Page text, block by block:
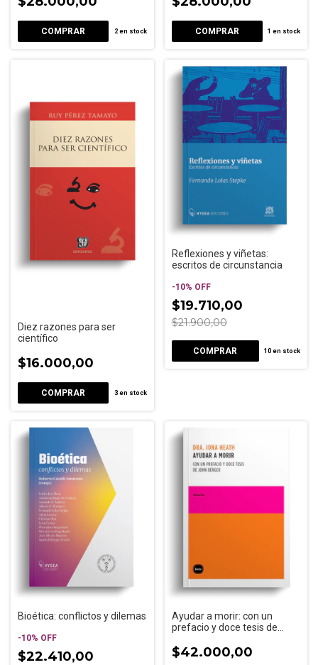
2en stock 1 en stock
Diez razones para ser
científico
$16.000,00
3en stock
Reflexiones y viñetas:
escritos de circunstancia
-10% OFF
$19.710,00
$21.900,00
10 en stock
Bioética: conflictos y dilemas
-10% OFF
$22.410,00
Ayudar a morir: con un
prefacio y doce tesis de
$42.000,00